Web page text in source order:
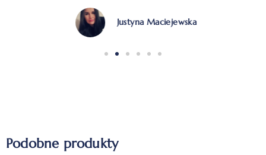
Justyna Maciejewska
Podobne produkty